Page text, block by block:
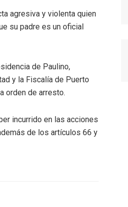
agresiva y violenta quien
su padre es un oficial
de Paulino,
y la Fiscalía de Puerto
orden de arresto.
incurrido en las acciones
de los artículos 66 y